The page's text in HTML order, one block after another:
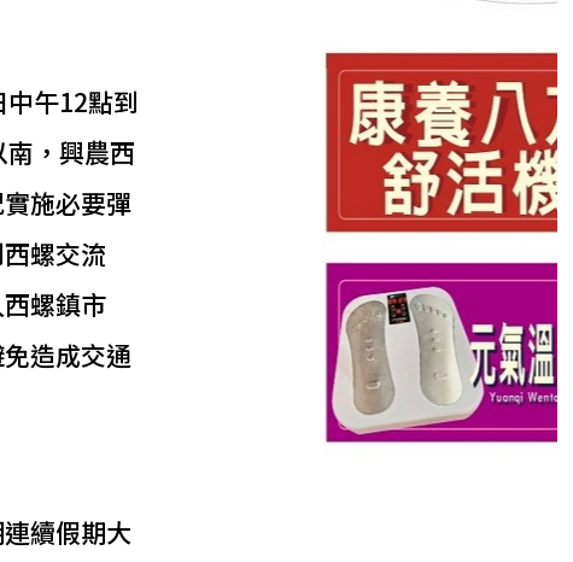
午12點到
，興農西
施必要彈
螺交流
螺鎮市
造成交通
續假期大